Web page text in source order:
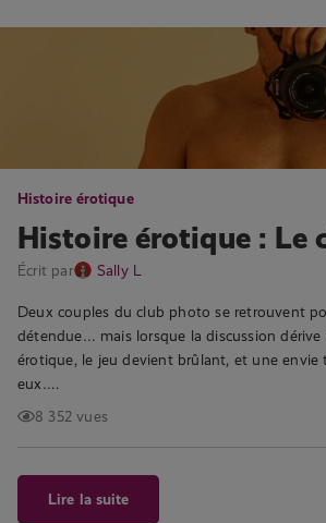
Histoire érotique
Histoire érotique : Le
Écrit par Sally L
Deux couples du club photo se retrouvent
détendue… mais lorsque la discussion
érotique, le jeu devient brûlant, et une envie
eux….
8 352 vues
Lire la suite